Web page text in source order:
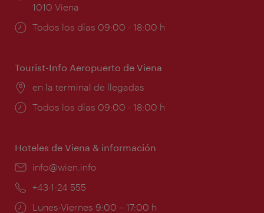
1010 Viena
Horarios
Todos los días 09:00 - 18:00 h
Tourist-Info Aeropuerto de Viena
Lugar:
en la terminal de llegadas
Horarios
Todos los días 09:00 - 18:00 h
Hoteles de Viena & información
e-
info@wien.info
Teléfono:
+43-1-24 555
Horarios
Lunes-Viernes 9:00 – 17:00 h